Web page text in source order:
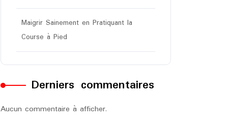
Maigrir Sainement en Pratiquant la
Course à Pied
Derniers commentaires
Aucun commentaire à afficher.